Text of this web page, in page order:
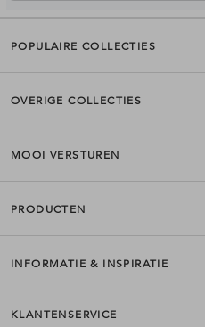
POPULAIRE COLLECTIES
OVERIGE COLLECTIES
MOOI VERSTUREN
PRODUCTEN
INFORMATIE & INSPIRATIE
KLANTENSERVICE